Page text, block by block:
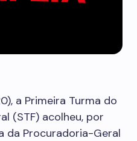
a Primeira Turma do
(STF) acolheu, por
da Procuradoria-Geral